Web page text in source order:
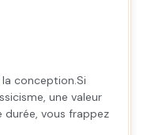
conception.Si
une valeur
vous frappez